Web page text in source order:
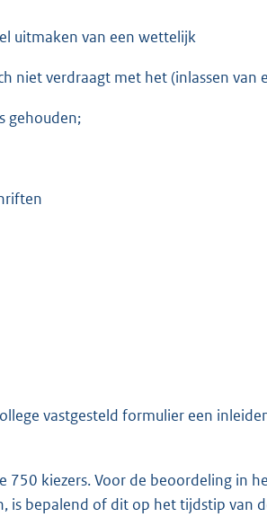
uitmaken van een wettelijk
niet verdraagt met het (inlassen van
gehouden;
vastgesteld formulier een
kiezers. Voor de beoordeling in
is bepalend of dit op het tijdstip van